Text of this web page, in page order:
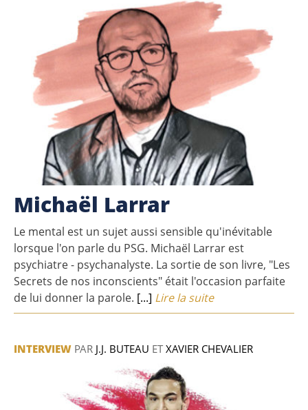
Michaël Larrar
Le mental est un sujet aussi sensible qu'inévitable
lorsque l'on parle du PSG. Michaël Larrar est
psychiatre - psychanalyste. La sortie de son livre, "Les
Secrets de nos inconscients" était l'occasion parfaite
de lui donner la parole. [...] Lire la suite
INTERVIEW PAR J.J. BUTEAU ETXAVIER CHEVALIER